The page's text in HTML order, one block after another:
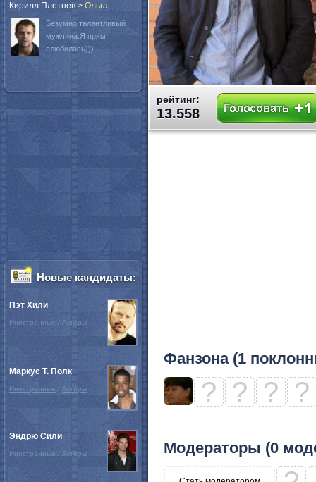
рейтинг:
13.558
Фанзона (1
? ? ? ?
Модераторы (0
Кирилл Плетнев > Oльга
Безумно талантливый
мужчина.Я прям
влюбилась)))
Новые кандидаты:
Пэт Хили
Иностранные / Актёры
Маркус Т. Полк
Иностранные / Актёры
Эндрю Сили
Иностранные / Актёры